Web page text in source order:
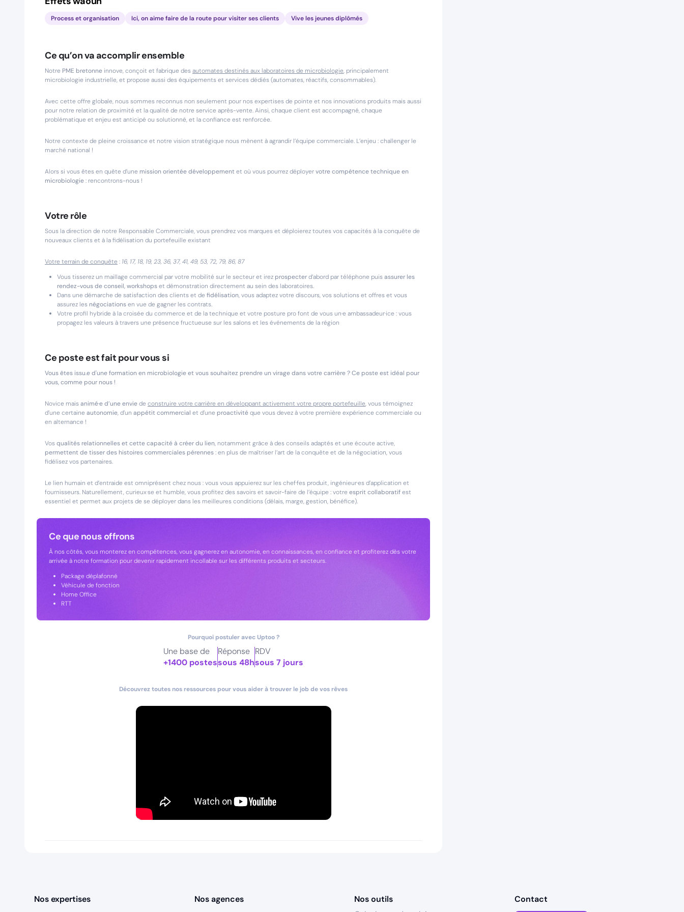
Process et organisation Ici, on aime faire de la route pour visiter ses clients Vive les jeunes diplômés
Ce qu’on va accomplir ensemble
Notre PME bretonne innove, conçoit et fabrique desautomates destinés aux laboratoires de microbiologie, principalement
microbiologie industrielle, et propose aussi des équipements et services dédiés (automates, réactifs, consommables).
Avec cette offre globale, nous sommes reconnus non seulement pour nos expertises de pointe et nos innovations produits mais aussi
pour notre relation de proximité et la qualité de notre service après-vente. Ainsi, chaque client est accompagné, chaque
problématique et enjeu est anticipé ou solutionné, et la confiance est renforcée.
Notre contexte de pleine croissance et notre vision stratégique nous mènent à agrandir l’équipe commerciale. L’enjeu : challenger le
marché national !
Alors si vous êtes en quête d’une mission orientée développement et où vous pourrez déployervotre compétence technique en
microbiologie: rencontrons-nous !
Votre rôle
Sous la direction de notre Responsable Commerciale, vous prendrez vos marques et déploierez toutes vos capacités à la conquête de
nouveaux clients et à la fidélisation du portefeuille existant
Votre terrain de conquête : 16, 17, 18, 19, 23, 36, 37, 41, 49, 53, 72, 79, 86, 87
Vous tisserez un maillage commercial par votre mobilité sur le secteur et irez prospecterd’abord par téléphone puisassurer les
rendez-vous de conseil, workshopset démonstration directement au sein des laboratoires.
Dans une démarche de satisfaction des clients et de fidélisation, vous adaptez votre discours, vos solutions et offres et vous
assurez les négociationsen vue de gagner les contrats.
Votre profil hybride à la croisée du commerce et de la technique et votre posture pro font de vous un·e ambassadeur·ice : vous
propagez les valeurs à travers une présence fructueuse sur les salons et les événements de la région
Ce poste est fait pour vous si
Vous êtes issu.e d'une formation en microbiologie et vous souhaitez prendre un virage dans votre carrière ? Ce poste est idéal pour
vous, comme pour nous !
Novice maisanimé·e d’une enviede construire votre carrière en développant activement votre propre portefeuille, vous témoignez
d’une certaine autonomie, d’un appétit commercial et d’une proactivitéque vous devez à votre première expérience commerciale ou
en alternance !
Vosqualités relationnelles et cette capacité à créer du lien, notamment grâce à des conseils adaptés et une écoute active,
permettent de tisser des histoires commerciales pérennes: en plus de maîtriser l’art de la conquête et de la négociation, vous
fidélisez vos partenaires.
Le lien humain et d’entraide est omniprésent chez nous : vous vous appuierez sur les chef·fes produit, ingénieur·es d’application et
fournisseurs. Naturellement, curieux·se et humble, vous profitez des savoirs et savoir-faire de l’équipe : votre esprit collaboratifest
essentiel et permet aux projets de se déployer dans les meilleures conditions (délais, marge, gestion, bénéfice).
Ce que nous offrons
À nos côtés, vous monterez en compétences, vous gagnerez en autonomie, en connaissances, en confiance et profiterez dès votre
arrivée à notre formation pour devenir rapidement incollable sur les différents produits et secteurs.
Package déplafonné
Véhicule de fonction
Home Office
RTT
Pourquoi postuler avec Uptoo ?
Une base de
+1400 postes
Réponse
sous 48h
RDV
sous 7 jours
Découvrez toutes nos ressources pour vous aider à trouver le job de vos rêves
Nos expertises
Nos agences
Nos outils
Contact